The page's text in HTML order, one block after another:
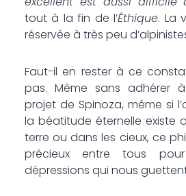
tout à la fin de l’Éthique. La
réservée à très peu
Faut-il en rester à ce
pas. Même sans adhérer
projet de Spinoza, même si
la béatitude éternelle existe
terre ou dans les cieux, ce
précieux entre tous
dépressions qui nous